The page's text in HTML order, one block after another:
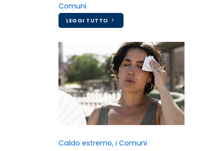
Comuni
LEGGI TUTTO
Caldo estremo, i Comuni